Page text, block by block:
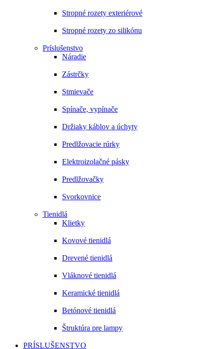
Stropné rozety exteriérové
Stropné rozety zo silikónu
Príslušenstvo
Náradie
Zástrčky
Stmievače
Spínače, vypínače
Držiaky káblov a úchyty
Predlžovacie rúrky
Elektroizolačné pásky
Predlžovačky
Svorkovnice
Tienidlá
Klietky
Kovové tienidlá
Drevené tienidlá
Vláknové tienidlá
Keramické tienidlá
Betónové tienidlá
Štruktúra pre lampy
PRÍSLUŠENSTVO